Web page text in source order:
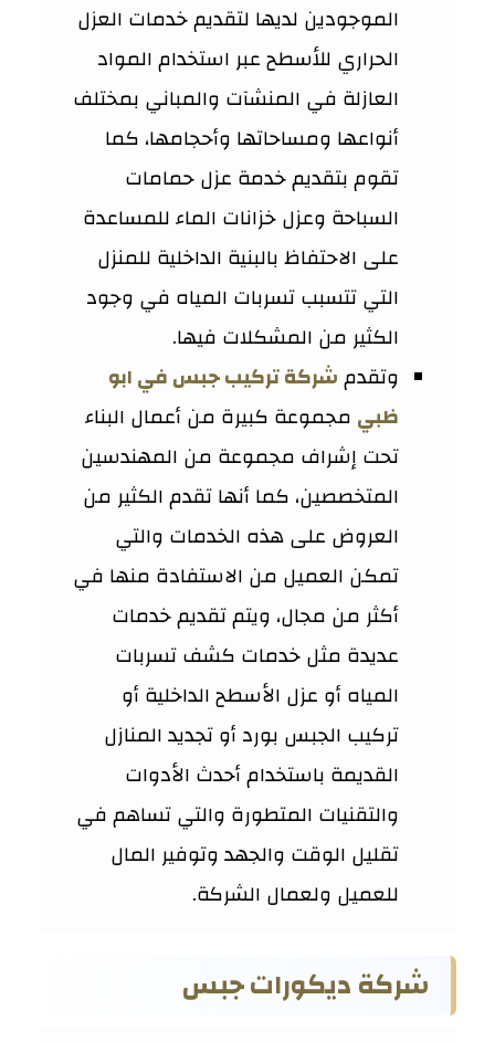
الموجودين لديها لتقديم خدمات العزل
الحراري للأسطح عبر استخدام المواد
العازلة في المنشآت والمباني بمختلف
أنواعها ومساحاتها وأحجامها، كما
تقوم بتقديم خدمة عزل حمامات
السباحة وعزل خزانات الماء للمساعدة
على الاحتفاظ بالبنية الداخلية للمنزل
التي تتسبب تسربات المياه في وجود
الكثير من المشكلات فيها.
وتقدمشركة تركيب جبس في ابو
ظبي مجموعة كبيرة من أعمال البناء
تحت إشراف مجموعة من المهندسين
المتخصصين، كما أنها تقدم الكثير من
العروض على هذه الخدمات والتي
تمكن العميل من الاستفادة منها في
أكثر من مجال، ويتم تقديم خدمات
عديدة مثل خدمات كشف تسربات
المياه أو عزل الأسطح الداخلية أو
تركيب الجبس بورد أو تجديد المنازل
القديمة باستخدام أحدث الأدوات
والتقنيات المتطورة والتي تساهم في
تقليل الوقت والجهد وتوفير المال
للعميل ولعمال الشركة.
شركة ديكورات جبس